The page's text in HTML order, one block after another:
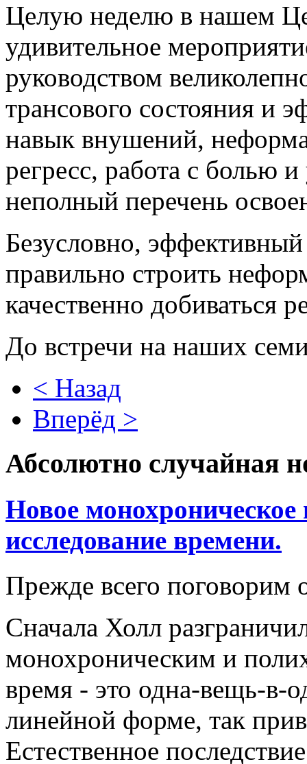
Целую неделю в нашем
удивительное
руководством
трансового состояния и
навык внушений,
регресс, работа с болью
неполный перечень
Безусловно,
правильно строить
качественно добиваться
До встречи на наших
< Назад
Вперёд >
Абсолютно случайная
Новое монохроническое
исследование времени.
Прежде всего поговорим
Сначала Холл
монохроническим и
время - это одна-вещь-в-
линейной форме, так
Естественное